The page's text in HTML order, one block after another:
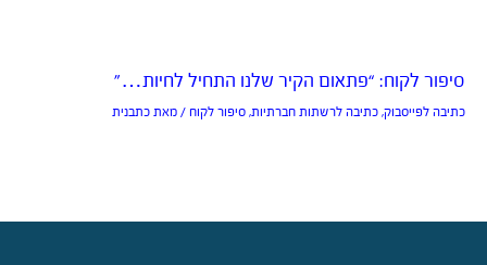
סיפור לקוח: “פתאום הקיר שלנו התחיל לחיות…”
כתיבה לפייסבוק, כתיבה לרשתות חברתיות, סיפור לקוח / מאת כתבנית